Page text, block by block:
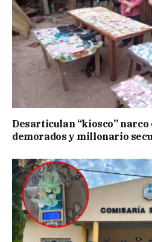
Desarticulan “kiosco” narco
demorados y millonario